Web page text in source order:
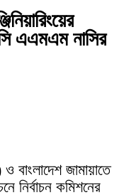
এএমএম নাসির
বাংলাদেশ জামায়াতে
নির্বাচন কমিশনের